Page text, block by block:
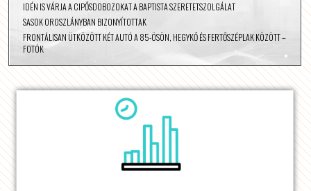
IDÉN IS VÁRJA A CIPŐSDOBOZOKAT A BAPTISTA SZERETETSZOLGÁLAT
SASOK OROSZLÁNYBAN BIZONYÍTOTTAK
FRONTÁLISAN ÜTKÖZÖTT KÉT AUTÓ A 85-ÖSÖN, HEGYKŐ ÉS FERTŐSZÉPLAK KÖZÖTT –
FOTÓK